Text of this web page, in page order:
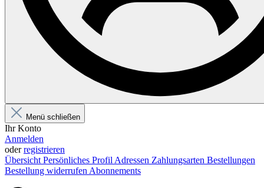
Menü schließen
Ihr Konto
Anmelden
oderregistrieren
Übersicht Persönliches Profil Adressen Zahlungsarten Bestellungen
Bestellung widerrufen Abonnements